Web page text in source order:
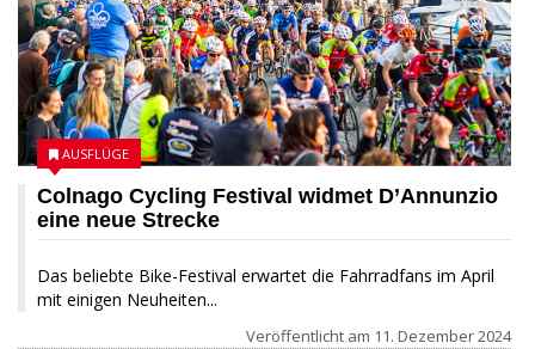
Colnago Cycling Festival widmet D’Annunzio
eine neue Strecke
Das beliebte Bike-Festival erwartet die Fahrradfans im April
mit einigen Neuheiten...
AUSFLÜGE
Veröffentlicht am 11. Dezember 2024